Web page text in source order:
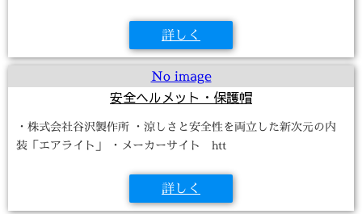
詳しく
No image
安全ヘルメット・保護帽
・株式会社谷沢製作所 ・涼しさと安全性を両立した新次元の内
装「エアライト」 ・メーカーサイト htt
詳しく